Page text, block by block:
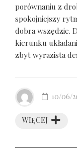
porównaniu z
spokojniejszy
dobra wszędzie.
kierunku
zbyt wyrazista
WIĘCEJ
10/06/